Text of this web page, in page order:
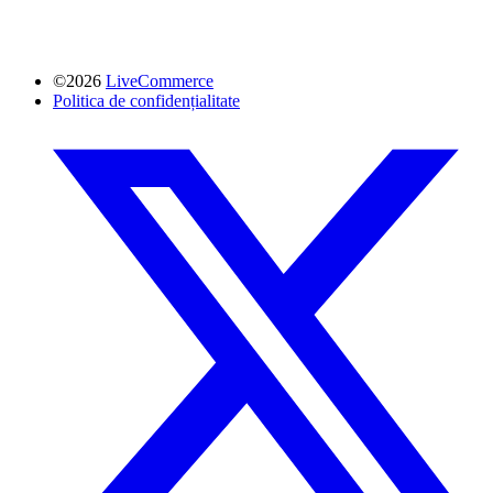
©2026 LiveCommerce
Politica de confidențialitate